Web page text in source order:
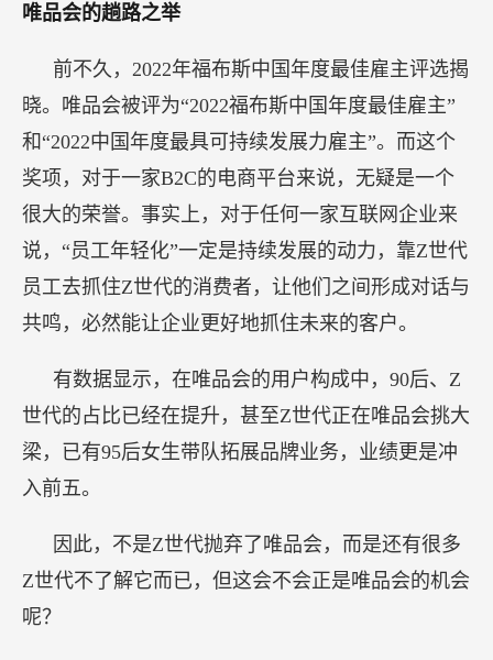
唯品会的趟路之举
前不久，2022年福布斯中国年度最佳雇主评选揭
晓。唯品会被评为“2022福布斯中国年度最佳雇主”
和“2022中国年度最具可持续发展力雇主”。而这个
奖项，对于一家B2C的电商平台来说，无疑是一个
很大的荣誉。事实上，对于任何一家互联网企业来
说，“员工年轻化”一定是持续发展的动力，靠Z世代
员工去抓住Z世代的消费者，让他们之间形成对话与
共鸣，必然能让企业更好地抓住未来的客户。
有数据显示，在唯品会的用户构成中，90后、Z
世代的占比已经在提升，甚至Z世代正在唯品会挑大
梁，已有95后女生带队拓展品牌业务，业绩更是冲
入前五。
因此，不是Z世代抛弃了唯品会，而是还有很多
Z世代不了解它而已，但这会不会正是唯品会的机会
呢？